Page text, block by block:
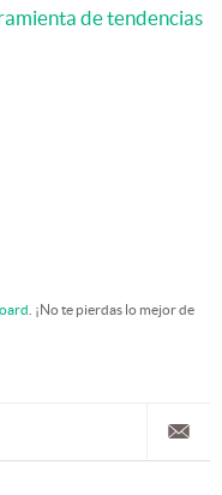
de tendencias
. ¡No te pierdas lo mejor de